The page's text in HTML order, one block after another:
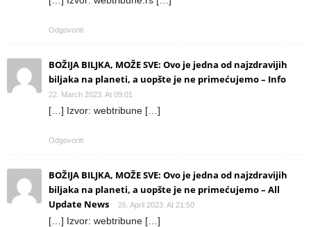
Odgovoriti
BOŽIJA BILJKA, MOŽE SVE: Ovo je jedna od najzdravijih
biljaka na planeti, a uopšte je ne primećujemo – Info
22. March 2023. At 09:01
[…] Izvor: webtribune […]
Odgovoriti
BOŽIJA BILJKA, MOŽE SVE: Ovo je jedna od najzdravijih
biljaka na planeti, a uopšte je ne primećujemo – All
Update News
26. April 2023. At 21:50
[…] Izvor: webtribune […]